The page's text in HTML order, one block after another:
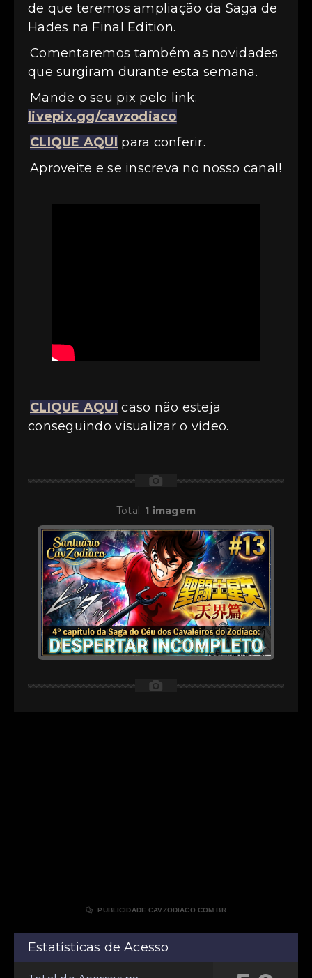
de que teremos ampliação da Saga de
Hades na Final Edition.
Comentaremos também as novidades
que surgiram durante esta semana.
Mande o seu pix pelo link:
livepix.gg/cavzodiaco
CLIQUE AQUI para conferir.
Aproveite e se inscreva no nosso canal!
CLIQUE AQUI caso não esteja
conseguindo visualizar o vídeo.
📷
Total: 1 imagem
📷
 PUBLICIDADE CAVZODIACO.COM.BR
Estatísticas de Acesso